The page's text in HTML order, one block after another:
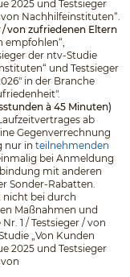
2025 und Testsieger
Nachhilfeinstituten“.
/ von zufriedenen Eltern
empfohlen“,
der ntv-Studie
und Testsieger
in der Branche
à 45 Minuten)
ab
Gegenverrechnung
nur in teilnehmenden
bei Anmeldung
mit anderen
Sonder-Rabatten.
nicht bei durch
Maßnahmen und
1 / Testsieger / von
„Von Kunden
2025 und Testsieger